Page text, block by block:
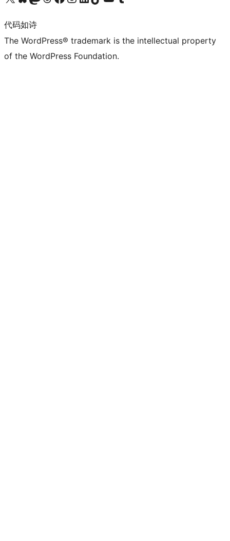
代码如诗
The WordPress® trademark is the intellectual property
of the WordPress Foundation.